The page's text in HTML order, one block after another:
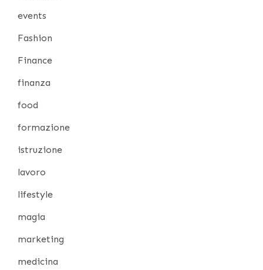
events
Fashion
Finance
finanza
food
formazione
istruzione
lavoro
lifestyle
magia
marketing
medicina